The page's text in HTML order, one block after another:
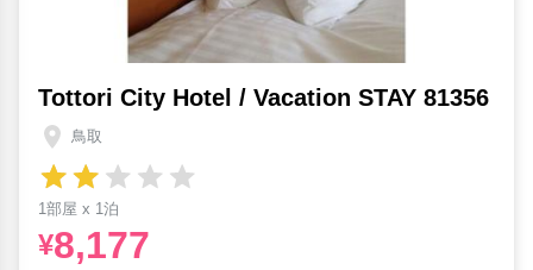
Tottori City Hotel / Vacation STAY 81356
鳥取
1部屋 x 1泊
¥8,177